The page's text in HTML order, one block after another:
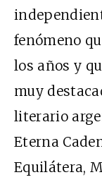
fenómeno
los años y
muy
literario
Eterna
Equilátera,